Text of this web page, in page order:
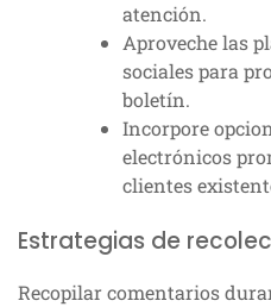
atención.
Aproveche las
sociales para
boletín.
Incorpore
electrónicos
clientes
Estrategias de
Recopilar comentarios